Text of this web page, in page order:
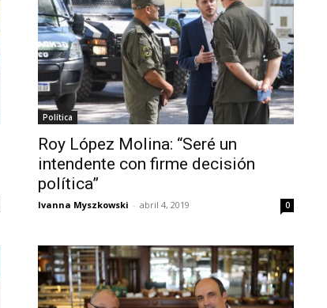
Política
Roy López Molina: “Seré un
intendente con firme decisión
política”
Ivanna Myszkowski - abril 4, 2019 0